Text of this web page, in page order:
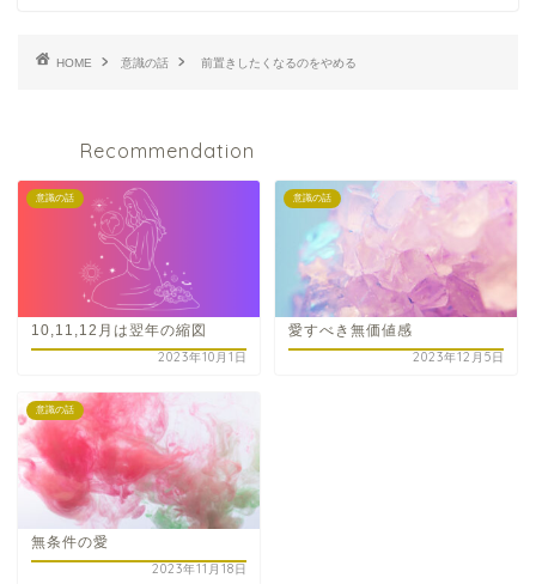
HOME 意識の話 前置きしたくなるのをやめる
Recommendation
意識の話
10,11,12月は翌年の縮図
2023年10月1日
意識の話
愛すべき無価値感
2023年12月5日
意識の話
無条件の愛
2023年11月18日